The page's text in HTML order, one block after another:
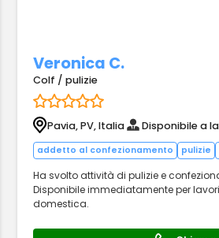
Veronica C.
Colf / pulizie
Pavia, PV, Italia Disponibile a
addetto al confezionamento pulizie
Ha svolto attività di pulizie e
Disponibile immediatamente per
domestica.